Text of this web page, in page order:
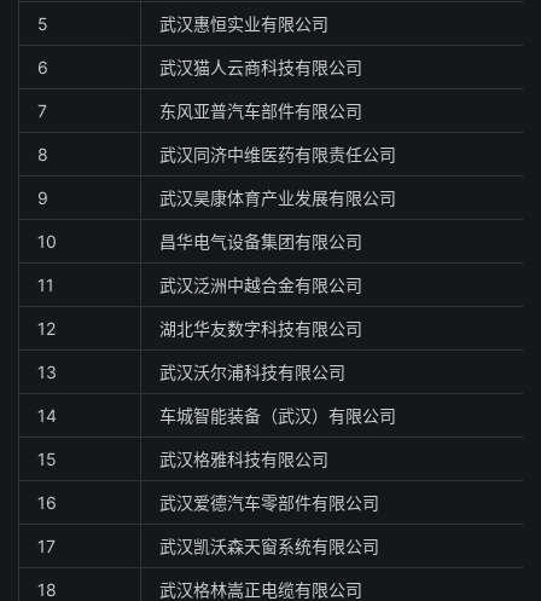
5 武汉惠恒实业有限公司
6 武汉猫人云商科技有限公司
7 东风亚普汽车部件有限公司
8 武汉同济中维医药有限责任公司
9 武汉昊康体育产业发展有限公司
10 昌华电气设备集团有限公司
11 武汉泛洲中越合金有限公司
12 湖北华友数字科技有限公司
13 武汉沃尔浦科技有限公司
14 车城智能装备（武汉）有限公司
15 武汉格雅科技有限公司
16 武汉爱德汽车零部件有限公司
17 武汉凯沃森天窗系统有限公司
18 武汉格林嵩正电缆有限公司